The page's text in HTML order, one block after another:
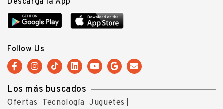
Follow Us
Los más buscados
Ofertas Tecnología Juguetes